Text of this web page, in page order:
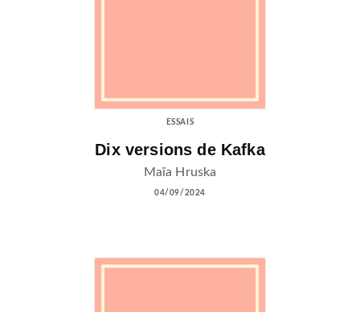
ESSAIS
Dix versions de Kafka
Maïa Hruska
04/09/2024